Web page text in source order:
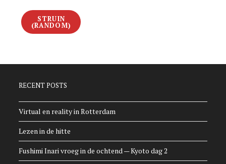
STRUIN
(RANDOM)
RECENT POSTS
Virtual en reality in Rotterdam
Lezen in de hitte
Fushimi Inari vroeg in de ochtend — Kyoto dag 2